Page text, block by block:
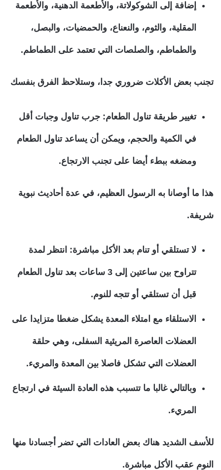
إضافة إلى الشوكولاتة، والأطعمة الدهنية، والأطعمة
المقلية، والثوم، والنعناع، والحمضيات، والبصل،
والطماطم، والصلصات التي تعتمد على الطماطم.
تجنب بعض الأكلات ضروري جدا، وستلاحظ الفرق بنفسك
تغيير طريقة تناول الطعام: جرب تناول وجبات أقل
في الكمية والحجم، ويمكن أن يساعد تناول الطعام
ومضغه ببطء أيضا على تجنب الارتجاع.
هذا ما أوصانا به الرسول العظيم، في عدة أحاديث نبوية
شريفة.
لا تستلقي أو تنام بعد الأكل مباشرة: انتظر لمدة
تتراوح بين ساعتين إلى 3 ساعات بعد تناول الطعام
قبل أن تستلقي أو تتجه للنوم.
الاستلقاء مع امتلاء المعدة يشكل ضغطا متزايدا على
العضلات العاصرة المريئية السفلى، وهي حلقة
العضلات التي تشكل فاصلا بين المعدة والمريء.
وبالتالي غالبا ما تتسبب هذه العادة السيئة في ارتجاع
المريء.
للأسف الشديد هناك بعض العادات التي تضر أجسادنا منها
النوم عقب الأكل مباشرة.